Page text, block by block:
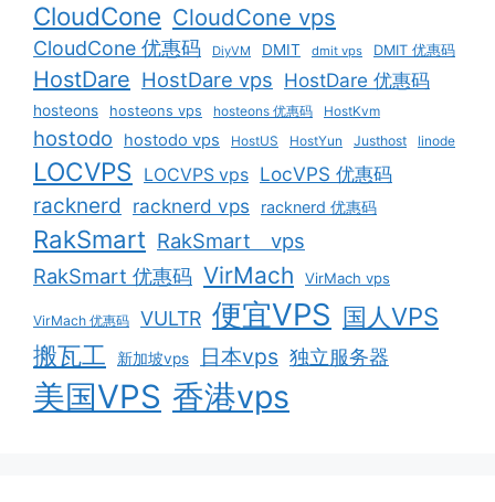
CloudCone CloudCone vps
CloudCone 优惠码 DiyVM DMIT dmit vps DMIT 优惠码
HostDare HostDare vps HostDare 优惠码
hosteons hosteons vps hosteons 优惠码 HostKvm
hostodo hostodo vps HostUS HostYun Justhost linode
LOCVPS LOCVPS vps LocVPS 优惠码
racknerd racknerd vps racknerd 优惠码
RakSmart RakSmart vps
RakSmart 优惠码 VirMach VirMach vps
VirMach 优惠码 VULTR 便宜VPS 国人VPS
搬瓦工
新加坡vps 日本vps 独立服务器
美国VPS 香港vps